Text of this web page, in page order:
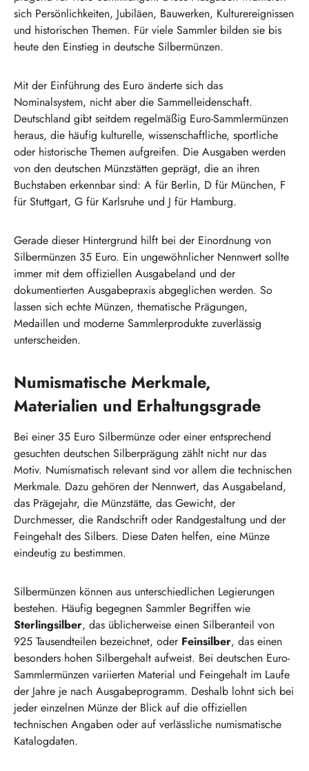
sich Persönlichkeiten, Jubiläen, Bauwerken, Kulturereignissen
und historischen Themen. Für viele Sammler bilden sie bis
heute den Einstieg in deutsche Silbermünzen.
Mit der Einführung des Euro änderte sich das
Nominalsystem, nicht aber die Sammelleidenschaft.
Deutschland gibt seitdem regelmäßig Euro-Sammlermünzen
heraus, die häufig kulturelle, wissenschaftliche, sportliche
oder historische Themen aufgreifen. Die Ausgaben werden
von den deutschen Münzstätten geprägt, die an ihren
Buchstaben erkennbar sind: A für Berlin, D für München, F
für Stuttgart, G für Karlsruhe und J für Hamburg.
Gerade dieser Hintergrund hilft bei der Einordnung von
Silbermünzen 35 Euro. Ein ungewöhnlicher Nennwert sollte
immer mit dem offiziellen Ausgabeland und der
dokumentierten Ausgabepraxis abgeglichen werden. So
lassen sich echte Münzen, thematische Prägungen,
Medaillen und moderne Sammlerprodukte zuverlässig
unterscheiden.
Numismatische Merkmale,
Materialien und Erhaltungsgrade
Bei einer 35 Euro Silbermünze oder einer entsprechend
gesuchten deutschen Silberprägung zählt nicht nur das
Motiv. Numismatisch relevant sind vor allem die technischen
Merkmale. Dazu gehören der Nennwert, das Ausgabeland,
das Prägejahr, die Münzstätte, das Gewicht, der
Durchmesser, die Randschrift oder Randgestaltung und der
Feingehalt des Silbers. Diese Daten helfen, eine Münze
eindeutig zu bestimmen.
Silbermünzen können aus unterschiedlichen Legierungen
bestehen. Häufig begegnen Sammler Begriffen wie
Sterlingsilber, das üblicherweise einen Silberanteil von
925 Tausendteilen bezeichnet, oder Feinsilber, das einen
besonders hohen Silbergehalt aufweist. Bei deutschen Euro-
Sammlermünzen variierten Material und Feingehalt im Laufe
der Jahre je nach Ausgabeprogramm. Deshalb lohnt sich bei
jeder einzelnen Münze der Blick auf die offiziellen
technischen Angaben oder auf verlässliche numismatische
Katalogdaten.